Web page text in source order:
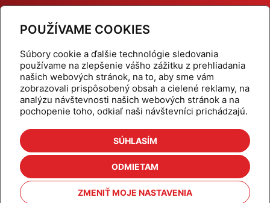
POUŽÍVAME COOKIES
Súbory cookie a ďalšie technológie sledovania
používame na zlepšenie vášho zážitku z prehliadania
našich webových stránok, na to, aby sme vám
zobrazovali prispôsobený obsah a cielené reklamy, na
analýzu návštevnosti našich webových stránok a na
pochopenie toho, odkiaľ naši návštevníci prichádzajú.
SÚHLASÍM
ODMIETAM
ZMENIŤ MOJE NASTAVENIA
Dynamické termostatické ventily
Domov
Produkty
Aktuality
Odber šikovné tipy
Kalkulačky
Cenníky
Na stiahnutie
Referencie
Kontakt